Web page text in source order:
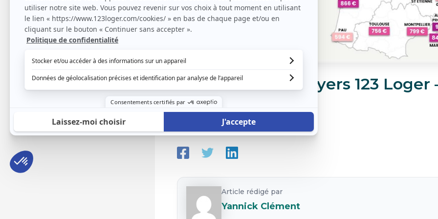
Baromètre des loyers 123 Loger
Novembre 2025
17 novembre 2025 | 4 minutes de lecture
Article rédigé par
Yannick Clément